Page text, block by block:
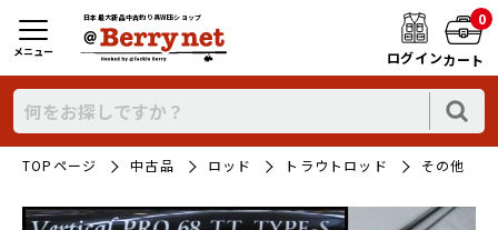
日本最大新品中古釣り具WEBショップ
ログイン
0
カート
メニュー
TOPページ 中古品 ロッド トラウトロッド その他